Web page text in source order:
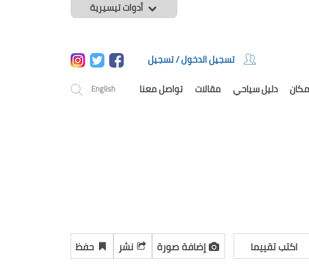
أدوات تيسيرية
تسجيل الدخول / تسجيل
English دليل سياحي مقالات تواصل معنا
اكتب تقييما إضافة صورة نشر حفظ